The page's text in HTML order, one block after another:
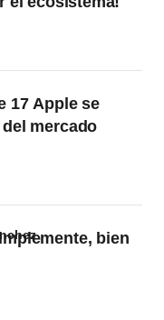
17 Apple se
mercado
bien